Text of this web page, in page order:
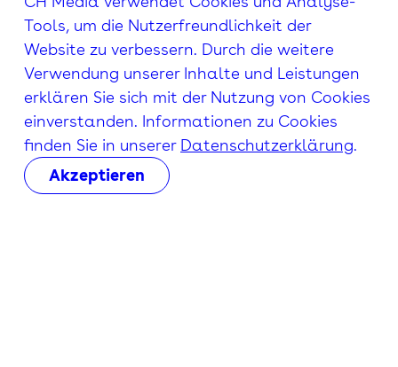
Tools, um die Nutzerfreundlichkeit der
Website zu verbessern. Durch die weitere
Verwendung unserer Inhalte und Leistungen
erklären Sie sich mit der Nutzung von Cookies
einverstanden. Informationen zu Cookies
finden Sie in unserer Datenschutzerklärung.
Akzeptieren